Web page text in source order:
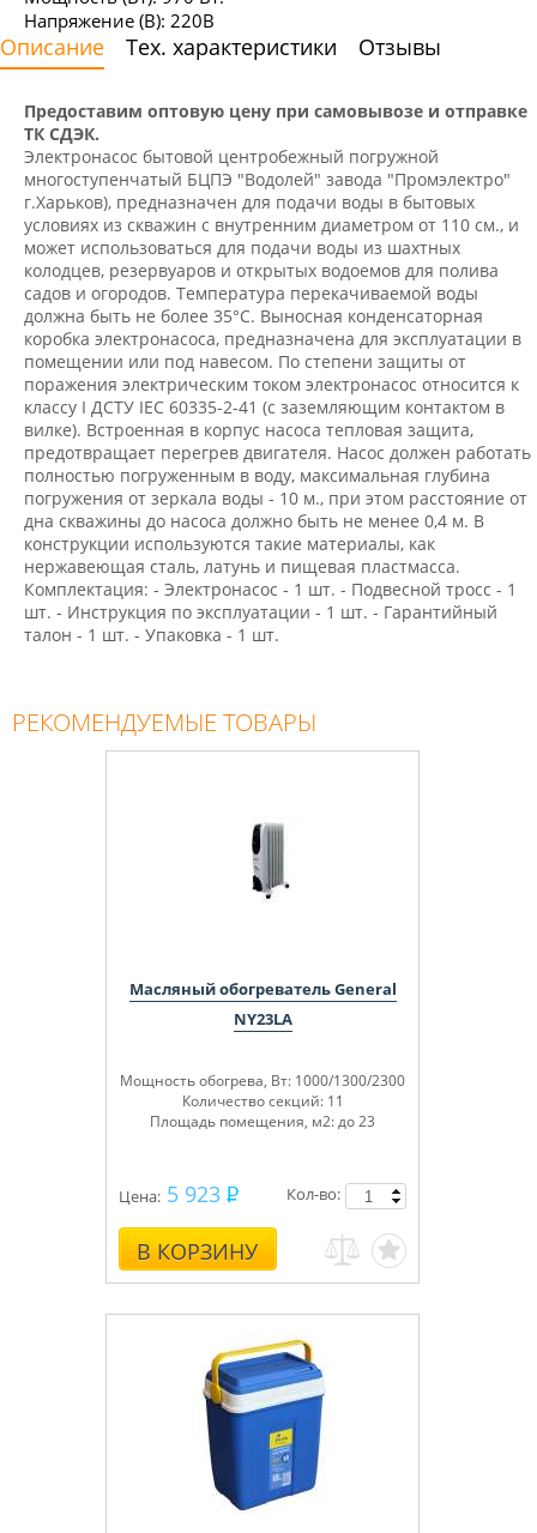
Напряжение (В): 220В
Описание Тех. характеристики Отзывы
Предоставим оптовую цену при самовывозе и отправке
ТК СДЭК.
Электронасос бытовой центробежный погружной
многоступенчатый БЦПЭ "Водолей" завода "Промэлектро"
г.Харьков), предназначен для подачи воды в бытовых
условиях из скважин с внутренним диаметром от 110 см., и
может использоваться для подачи воды из шахтных
колодцев, резервуаров и открытых водоемов для полива
садов и огородов. Температура перекачиваемой воды
должна быть не более 35°С. Выносная конденсаторная
коробка электронасоса, предназначена для эксплуатации в
помещении или под навесом. По степени защиты от
поражения электрическим током электронасос относится к
классу І ДСТУ ІЕС 60335-2-41 (с заземляющим контактом в
вилке). Встроенная в корпус насоса тепловая защита,
предотвращает перегрев двигателя. Насос должен работать
полностью погруженным в воду, максимальная глубина
погружения от зеркала воды - 10 м., при этом расстояние от
дна скважины до насоса должно быть не менее 0,4 м. В
конструкции используются такие материалы, как
нержавеющая сталь, латунь и пищевая пластмасса.
Комплектация: - Электронасос - 1 шт. - Подвесной тросс - 1
шт. - Инструкция по эксплуатации - 1 шт. - Гарантийный
талон - 1 шт. - Упаковка - 1 шт.
РЕКОМЕНДУЕМЫЕ ТОВАРЫ
Масляный обогреватель General
NY23LA
Мощность обогрева, Вт: 1000/1300/2300
Количество секций: 11
Площадь помещения, м2: до 23
Цена: 5 923
В КОРЗИНУ
Кол-во: